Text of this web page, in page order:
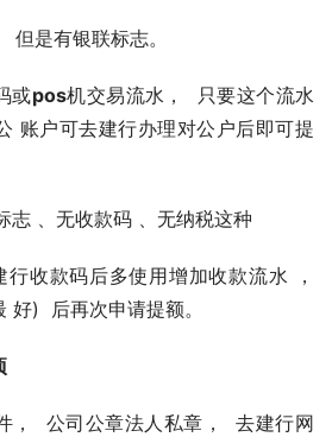
但是有银联标志。
或pos机交易流水，  只要这个流水
账户可去建行办理对公户后即可提
。
志 、无收款码 、无纳税这种
收款码后多使用增加收款流水 ，
好)  后再次申请提额。
，  公司公章法人私章，  去建行网